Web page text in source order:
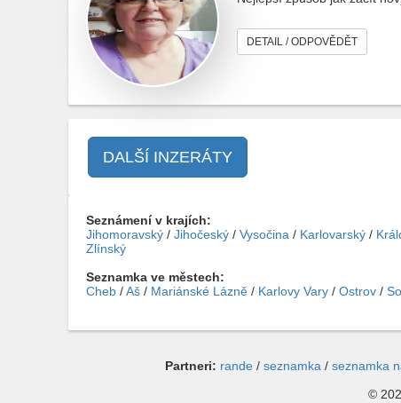
DETAIL / ODPOVĚDĚT
DALŠÍ INZERÁTY
Seznámení v krajích:
Jihomoravský / Jihočeský / Vysočina / Karlovarský /
Zlínský
Seznamka ve městech:
Cheb /Aš / Mariánské Lázně / Karlovy Vary / Ostrov /
Partneri: rande / seznamka / seznamka
©